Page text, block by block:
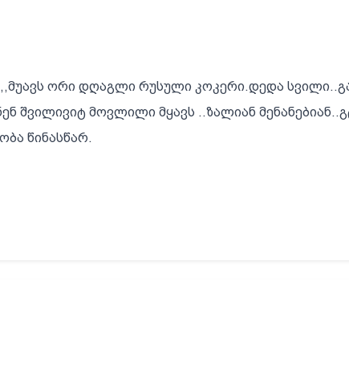
ორი დღაგლი რუსული კოკერი.დედა
შვილივიტ მოვლილი მყავს ..ზალიან
წინასწარ.